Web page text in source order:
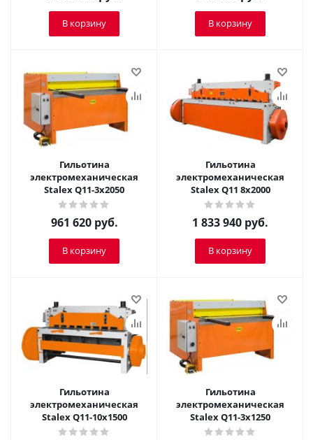
В корзину В корзину
Гильотина
электромеханическая
Stalex Q11-3х2050
961 620руб.
В корзину
Гильотина
электромеханическая
Stalex Q11 8x2000
1 833 940 руб.
В корзину
Гильотина
электромеханическая
Stalex Q11-10x1500
Гильотина
электромеханическая
Stalex Q11-3x1250